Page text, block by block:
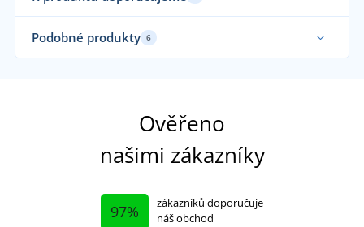
Podobné produkty 6
Ověřeno
našimi zákazníky
97%
zákazníků doporučuje
náš obchod